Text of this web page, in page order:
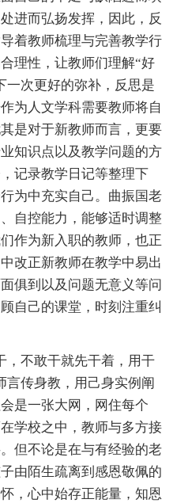
进而弘扬发挥，因此，反
着教师梳理与完善教学行
理性，让教师们理解“好
一次更好的弥补，反思是
为人文学科需要教师将自
是对于新教师而言，更要
知识点以及教学问题的方
记录教学日记等整理下
为中充实自己。曲振国老
自控能力，能够适时调整
作为新入职的教师，也正
改正新教师在教学中易出
俱到以及问题无意义等问
自己的课堂，时刻注重纠
，不敢干就先干着，用干
言传身教，用己身实例阐
是一张大网，网住每个
学校之中，教师与多方接
但不论是在与有经验的老
由陌生疏离到感恩敬佩的
，心中始存正能量，知恩